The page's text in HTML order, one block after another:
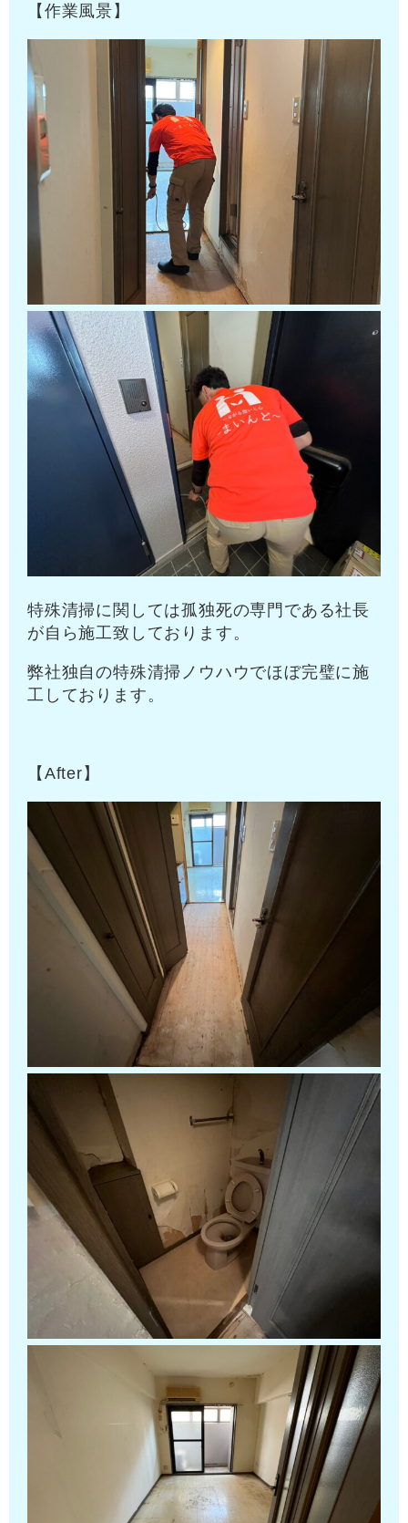
【作業風景】
特殊清掃に関しては孤独死の専門である社長
が自ら施工致しております。
弊社独自の特殊清掃ノウハウでほぼ完璧に施
工しております。
【After】